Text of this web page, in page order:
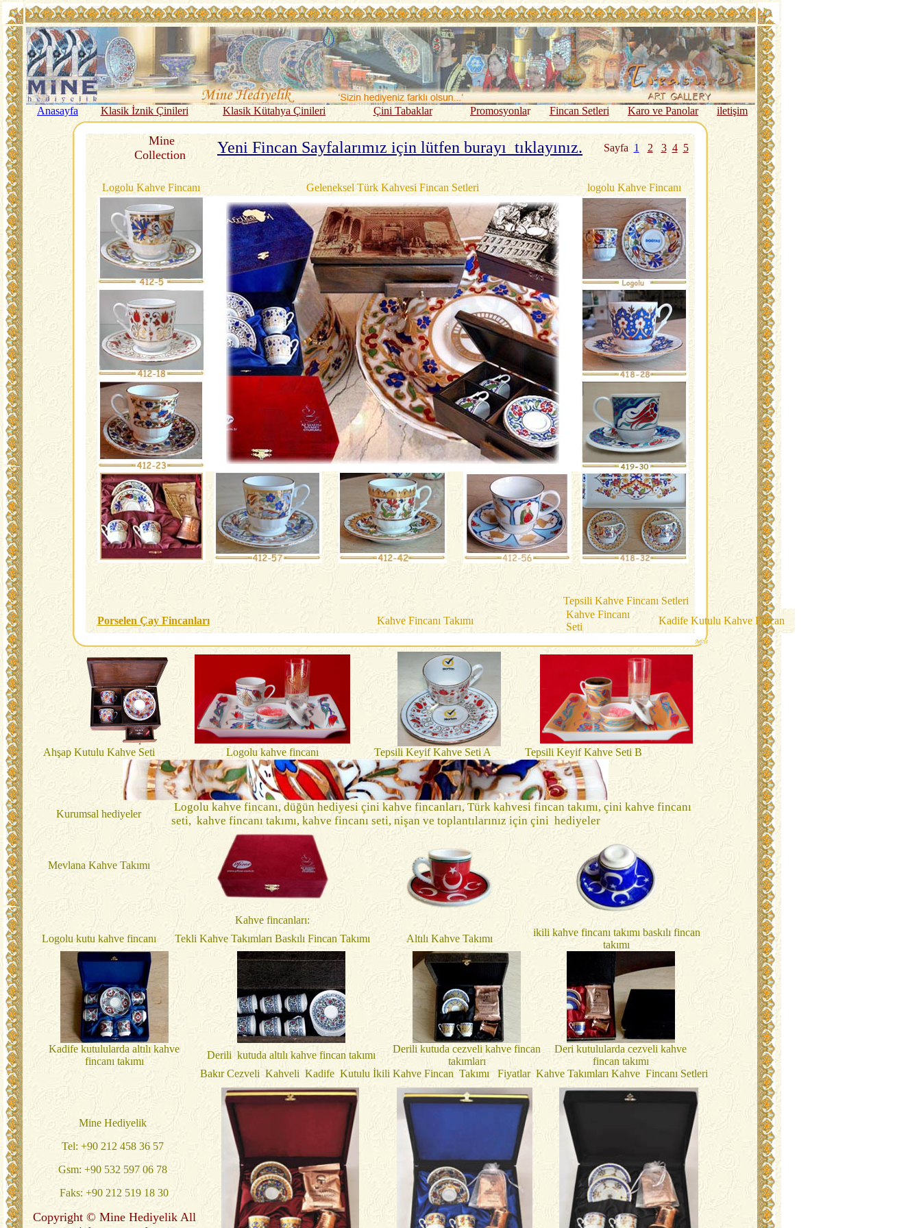
Anasayfa Klasik İznik Çinileri Klasik Kütahya Çinileri Çini Tabaklar Promosyonlar Fincan Setleri Karo ve Panolar iletişim
Mine
Collection
Yeni Fincan Sayfalarımız için lütfen burayı tıklayınız. Sayfa 1 2 3 4 5
Logolu Kahve Fincanı Geleneksel Türk Kahvesi Fincan Setleri logolu Kahve Fincanı
Tepsili Kahve Fincanı Setleri
Porselen Çay Fincanları
Kahve Fincanı Takımı
Kahve Fincanı
Seti
Kadife Kutulu Kahve Fincan
Ahşap Kutulu Kahve Seti Logolu kahve fincanı Tepsili Keyif Kahve Seti A Tepsili Keyif Kahve Seti B
Kurumsal hediyeler
Logolu kahve fincanı, düğün hediyesi çini kahve fincanları, Türk kahvesi fincan takımı, çini kahve fincanı
seti, kahve fincanı takımı, kahve fincanı seti, nişan ve toplantılarınız için çini hediyeler
Mevlana Kahve Takımı
Kahve fincanları:
Logolu kutu kahve fincanı
Tekli Kahve Takımları Baskılı Fincan Takımı Altılı Kahve Takımı
ikili kahve fincanı takımı baskılı fincan
takımı
Kadife kutulularda altılı kahve
fincanı takımı
Derili kutuda altılı kahve fincan takımı
Derili kutuda cezveli kahve fincan
takımları
Deri kutulularda cezveli kahve
fincan takımı
Mine Hediyelik
Tel: +90 212 458 36 57
Gsm: +90 532 597 06 78
Faks: +90 212 519 18 30
Copyright © Mine Hediyelik All
Bakır Cezveli Kahveli Kadife Kutulu İkili Kahve Fincan Takımı Fiyatlar Kahve Takımları Kahve Fincanı Setleri